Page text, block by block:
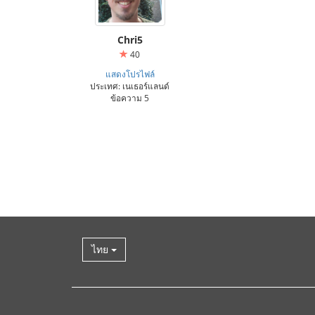
Chri5
40
แสดงโปรไฟล์
ประเทศ: เนเธอร์แลนด์
ข้อความ 5
ไทย